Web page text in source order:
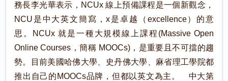
務長李光華表示，NCUx 線上預備課程是一個新觀念，
NCU是中大英文簡寫，x是卓越（excellence）的意
思。NCUx 就是一種大規模線上課程(Massive Open
Online Courses，簡稱 MOOCs)，是重要且不可擋的趨
勢。目前美國哈佛大學、史丹佛大學、麻省理工學院都
推出自己的MOOCs品牌，但都以英文為主。 中大第